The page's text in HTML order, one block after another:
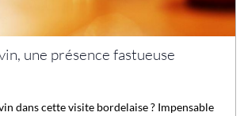
une présence fastueuse
dans cette visite bordelaise ? Impensable